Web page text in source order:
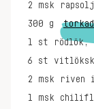
2 msk
300 g
1 st
rödlök,
6 st
2 msk
riven
1 msk